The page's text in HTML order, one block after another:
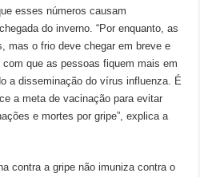
esses números causam
do inverno. “Por enquanto, as
mas o frio deve chegar em breve e
que as pessoas fiquem mais em
a disseminação do vírus influenza. É
a meta de vacinação para evitar
e mortes por gripe”, explica a
contra a gripe não imuniza contra o